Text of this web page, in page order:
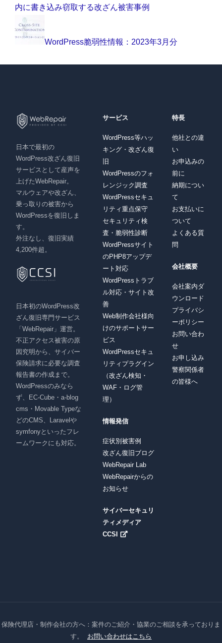
内に書き込み窃取する改ざん被害事例
WordPress脆弱性情報：2023年3月分
日本で最初の
WordPress改ざん復旧
サービスとして産声を
上げたWebRepair。
マルウェアや改ざん、
乗っ取りの被害から
WordPressを復旧しま
す。
外注なし、復旧実績
4,200件超。
日本初のWordPress改
ざん復旧専門サービス
「WebRepair」運営。
不正アクセス被害の原
因究明から、サイバー
保険請求に必要な調査
報告書の作成まで。
WordPressのみなら
ず、EC-Cube・a-blog
cms・Movable Typeな
どのCMS、Laravelや
symfonyといったフレ
ームワークにも対応。
サービス
WordPress等ハッ
キング・改ざん復
旧
WordPressのフォ
レンジック調査
WordPressセキュ
リティ重点保守
セキュリティ検
査・脆弱性診断
WordPressサイト
のPHP8アップデ
ート対応
WordPressトラブ
ル対応・サイト改
善
Web制作会社様向
けのサポートサー
ビス
WordPressセキュ
リティプラグイン
（改ざん検知・
WAF・ログ管
理）
情報発信
症状別被害例
改ざん復旧ブログ
WebRepair Lab
WebRepairからの
お知らせ
サイバーセキュリ
ティメディア
CCSI
特長
他社との違
い
お申込みの
前に
納期につい
て
お支払いに
ついて
よくある質
問
会社概要
会社案内ダ
ウンロード
プライバシ
ーポリシー
お問い合わ
せ
お申し込み
警察関係者
の皆様へ
保険代理店・制作会社の方へ：案件のご紹介・協業のご相談を承っておりま
す。
お問い合わせはこちら